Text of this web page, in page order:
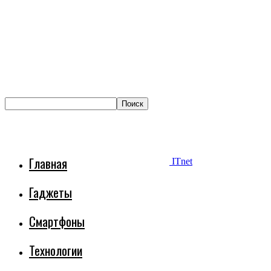
ITnet
Главная
Гаджеты
Смартфоны
Технологии